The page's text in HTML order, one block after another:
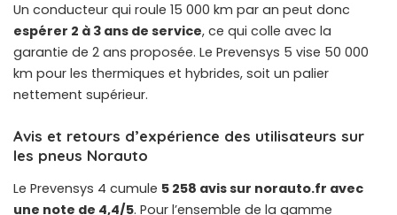
Un conducteur qui roule 15 000 km par an peut donc
espérer 2 à 3 ans de service, ce qui colle avec la
garantie de 2 ans proposée. Le Prevensys 5 vise 50 000
km pour les thermiques et hybrides, soit un palier
nettement supérieur.
Avis et retours d’expérience des utilisateurs sur
les pneus Norauto
Le Prevensys 4 cumule 5 258 avis sur norauto.fr avec
une note de 4,4/5. Pour l’ensemble de la gamme